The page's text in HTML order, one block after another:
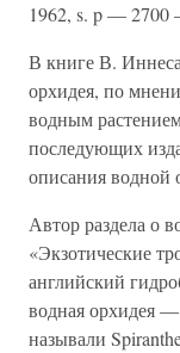
1962, s. p — 2700
В книге В.
орхидея, по
водным
последующих
описания водной
Автор раздела о
«Экзотические
английский
водная орхидея
называли